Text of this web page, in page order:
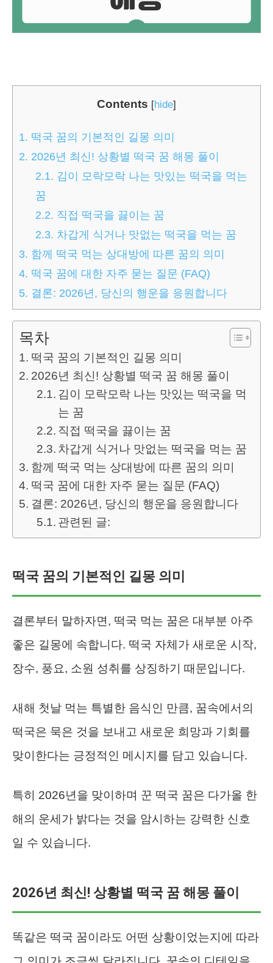
Contents [hide]
1. 떡국 꿈의 기본적인 길몽 의미
2. 2026년 최신! 상황별 떡국 꿈 해몽 풀이
2.1. 김이 모락모락 나는 맛있는 떡국을 먹는
꿈
2.2. 직접 떡국을 끓이는 꿈
2.3. 차갑게 식거나 맛없는 떡국을 먹는 꿈
3. 함께 떡국 먹는 상대방에 따른 꿈의 의미
4. 떡국 꿈에 대한 자주 묻는 질문 (FAQ)
5. 결론: 2026년, 당신의 행운을 응원합니다
목차
떡국 꿈의 기본적인 길몽 의미
2026년 최신! 상황별 떡국 꿈 해몽 풀이
김이 모락모락 나는 맛있는 떡국을 먹
는 꿈
직접 떡국을 끓이는 꿈
차갑게 식거나 맛없는 떡국을 먹는 꿈
함께 떡국 먹는 상대방에 따른 꿈의 의미
떡국 꿈에 대한 자주 묻는 질문 (FAQ)
결론: 2026년, 당신의 행운을 응원합니다
관련된 글:
떡국 꿈의 기본적인 길몽 의미
결론부터 말하자면, 떡국 먹는 꿈은 대부분 아주
좋은 길몽에 속합니다. 떡국 자체가 새로운 시작,
장수, 풍요, 소원 성취를 상징하기 때문입니다.
새해 첫날 먹는 특별한 음식인 만큼, 꿈속에서의
떡국은 묵은 것을 보내고 새로운 희망과 기회를
맞이한다는 긍정적인 메시지를 담고 있습니다.
특히 2026년을 맞이하며 꾼 떡국 꿈은 다가올 한
해의 운세가 밝다는 것을 암시하는 강력한 신호
일 수 있습니다.
2026년 최신! 상황별 떡국 꿈 해몽 풀이
똑같은 떡국 꿈이라도 어떤 상황이었는지에 따라